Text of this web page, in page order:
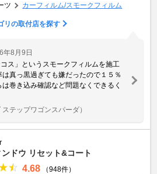
ツ カーフィルム/スモークフィルム
リの取付店を探す
年8月9日
ス」というスモークフィルムを施工
真っ黒過ぎても嫌だったので１５％
巻き込み確認など問題なくできるく
ステップワゴンスパーダ）
ドウ リセット&コート
4.68
（948件）